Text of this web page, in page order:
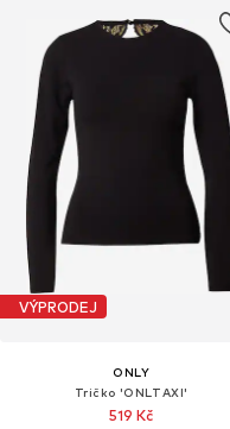
VÝPRODEJ
ONLY
Tričko 'ONLTAXI'
519 Kč